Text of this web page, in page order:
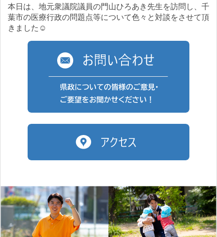
本日は、地元衆議院議員の門山ひろあき先生を訪問し、千
葉市の医療行政の問題点等について色々と対談をさせて頂
きました☺️